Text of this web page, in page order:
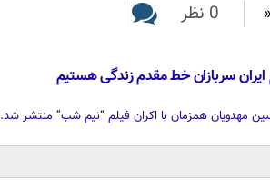
«
0 نظر
ایران سربازان خط مقدم زندگی هستیم
مهدویان همزمان با اکران فیلم “نیم شب” منتشر شد.